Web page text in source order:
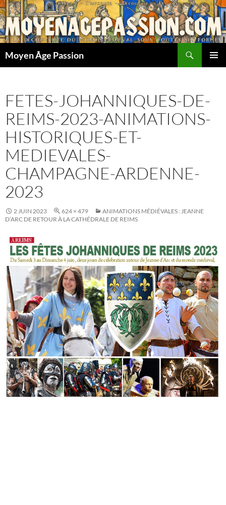
Aller
au
contenu
Moyen Âge Passion
FETES-JOHANNIQUES-DE-
REIMS-2023-ANIMATIONS-
HISTORIQUES-ET-
MEDIEVALES-
CHAMPAGNE-ARDENNE-
2023
2 JUIN 2023 624 × 479
ANIMATIONS MÉDIÉVALES : JEANNE
D’ARC DE RETOUR À LA CATHÉDRALE DE REIMS